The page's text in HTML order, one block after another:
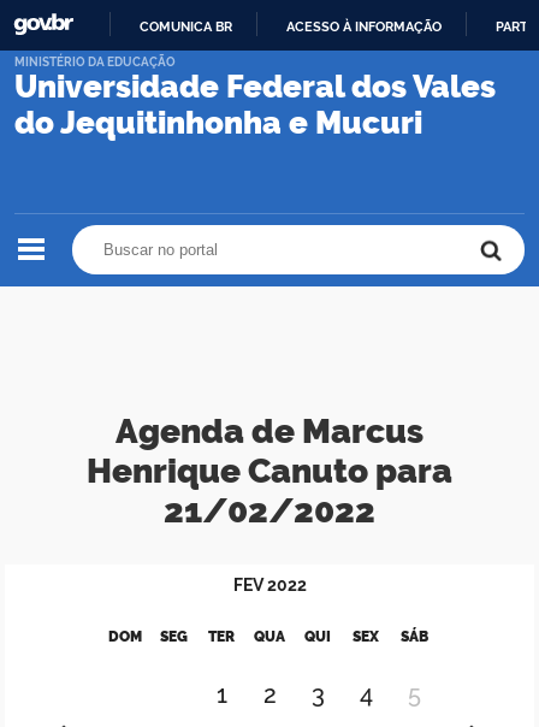
PARA
CONTEÚDO
COMUNICA BR ACESSO À INFORMAÇÃO
Universidade Federal dos Vales
do Jequitinhonha e Mucuri
MINISTÉRIO DA EDUCAÇÃO
Agenda de Marcus
Henrique Canuto para
21/02/2022
FEV 2022
DOM SEG TER QUA QUI SEX SÁB
1 2 3 4
5